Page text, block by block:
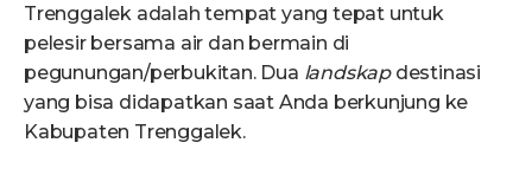
Trenggalek adalah tempat yang tepat untuk
pelesir bersama air dan bermain di
pegunungan/perbukitan. Dua landskapdestinasi
yang bisa didapatkan saat Anda berkunjung ke
Kabupaten Trenggalek.